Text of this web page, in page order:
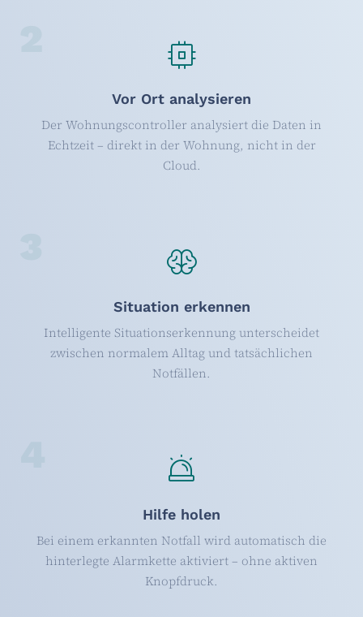
Vor Ort analysieren
Der Wohnungscontroller analysiert die Daten in
Echtzeit – direkt in der Wohnung, nicht in der
Cloud.
Situation erkennen
Intelligente Situationserkennung unterscheidet
zwischen normalem Alltag und tatsächlichen
Notfällen.
Hilfe holen
Bei einem erkannten Notfall wird automatisch die
hinterlegte Alarmkette aktiviert – ohne aktiven
Knopfdruck.